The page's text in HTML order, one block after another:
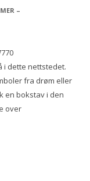
–
i dette nettstedet.
fra drøm eller
en bokstav i den
over